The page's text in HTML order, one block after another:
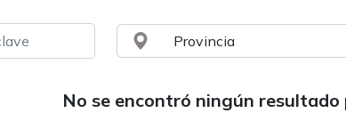
No se encontró ningún